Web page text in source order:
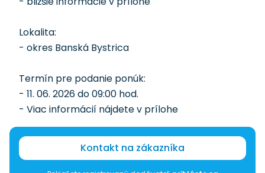
Lokalita:
- okres Banská Bystrica
Termín pre podanie ponúk:
- 11. 06. 2026 do 09:00 hod.
- Viac informácií nájdete v prílohe
Kontakt na zákazníka